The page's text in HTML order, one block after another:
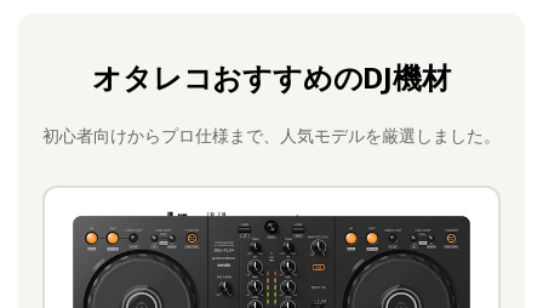
b
o
o
k
o
d
o
n
l
オタレコおすすめのDJ機材
初心者向けからプロ仕様まで、人気モデルを厳選しました。